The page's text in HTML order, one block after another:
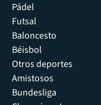
Pádel
Futsal
Baloncesto
Béisbol
Otros deportes
Amistosos
Bundesliga